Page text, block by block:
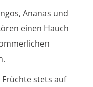
Ananas und
einen Hauch
stets auf